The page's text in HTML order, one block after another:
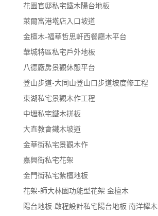
花園官邸私宅鐵木陽台地板
萊爾富港墘店入口坡道
金檀木-福華哲思軒西餐廳木平台
華城特區私宅戶外地板
八德廠房景觀休憩平台
登山步道-大同山登山口步道坡度修工程
東湖私宅景觀木作工程
中壢私宅鐵木拼板
大直教會鐵木坡道
金華街私宅景觀木作
嘉興街私宅花架
金門街私宅紫檀地板
花架-師大林園功能型花架 金檀木
陽台地板-啟程設計私宅陽台地板 南洋櫸木